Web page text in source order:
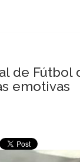
de Fútbol
emotivas